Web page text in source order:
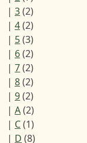
| 3(2)
| 4(2)
| 5(3)
| 6(2)
| 7(2)
| 8(2)
| 9(2)
| A(2)
| C(1)
| D (8)